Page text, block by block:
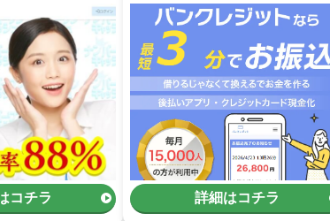
コチラ 詳細はコチラ